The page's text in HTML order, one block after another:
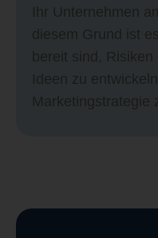
Ihr Unternehmen
diesem Grund ist
bereit sind,
Ideen zu
Marketingstrategie